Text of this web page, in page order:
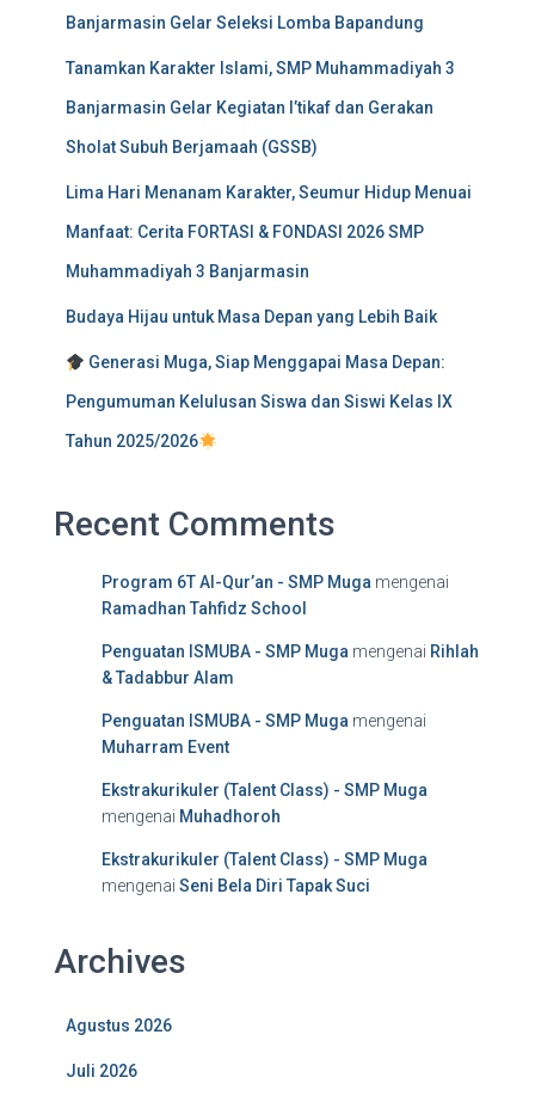
Banjarmasin Gelar Seleksi Lomba Bapandung
Tanamkan Karakter Islami, SMP Muhammadiyah 3
Banjarmasin Gelar Kegiatan I’tikaf dan Gerakan
Sholat Subuh Berjamaah (GSSB)
Lima Hari Menanam Karakter, Seumur Hidup Menuai
Manfaat: Cerita FORTASI & FONDASI 2026 SMP
Muhammadiyah 3 Banjarmasin
Budaya Hijau untuk Masa Depan yang Lebih Baik
Generasi Muga, Siap Menggapai Masa Depan:
Pengumuman Kelulusan Siswa dan Siswi Kelas IX
Tahun 2025/2026
Recent Comments
Program 6T Al-Qur’an - SMP Muga mengenai
Ramadhan Tahfidz School
Penguatan ISMUBA - SMP Muga mengenai Rihlah
& Tadabbur Alam
Penguatan ISMUBA - SMP Muga mengenai
Muharram Event
Ekstrakurikuler (Talent Class) - SMP Muga
mengenai Muhadhoroh
Ekstrakurikuler (Talent Class) - SMP Muga
mengenai Seni Bela Diri Tapak Suci
Archives
Agustus 2026
Juli 2026